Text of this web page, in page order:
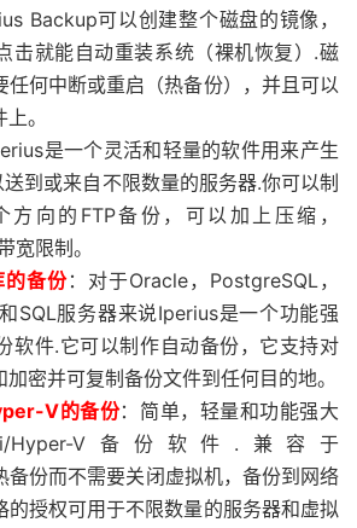
Backup可以创建整个磁盘的镜像，
击就能自动重装系统（裸机恢复）.磁
任何中断或重启（热备份），并且可以
。
是一个灵活和轻量的软件用来产生
到或来自不限数量的服务器.你可以制
向的FTP备份，可以加上压缩，
宽限制。
的备份：对于Oracle，PostgreSQL，
SQL服务器来说Iperius是一个功能强
软件.它可以制作自动备份，它支持对
密并可复制备份文件到任何目的地。
V的备份：简单，轻量和功能强大
Hyper-V备份软件.兼容于
份而不需要关闭虚拟机，备份到网络
的授权可用于不限数量的服务器和虚拟